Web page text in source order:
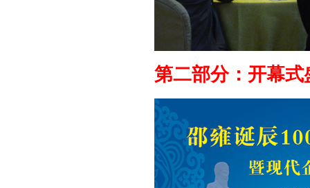
第二部分：开幕式